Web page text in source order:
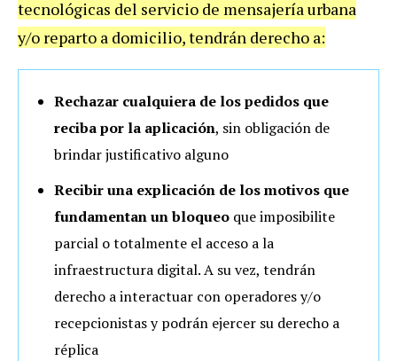
tecnológicas del servicio de mensajería urbana
y/o reparto a domicilio, tendrán derecho a:
Rechazar cualquiera de los pedidos que
reciba por la aplicación, sin obligación de
brindar justificativo alguno
Recibir una explicación de los motivos que
fundamentan un bloqueo que imposibilite
parcial o totalmente el acceso a la
infraestructura digital. A su vez, tendrán
derecho a interactuar con operadores y/o
recepcionistas y podrán ejercer su derecho a
réplica